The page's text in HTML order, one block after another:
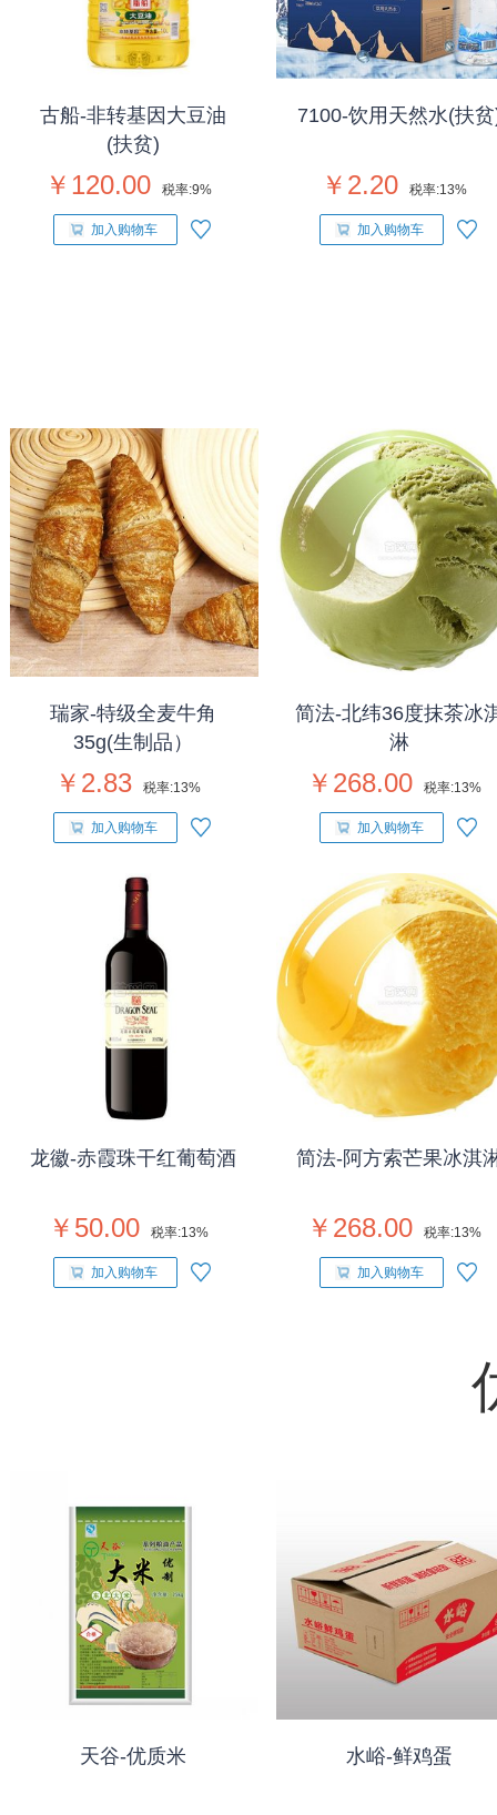
古船-非转基因大豆油
(扶贫)
￥120.00 税率:9%
加入购物车
7100-饮用天然水(扶
￥2.20 税率:13%
加入购物车
瑞家-特级全麦牛角
35g(生制品）
￥2.83 税率:13%
加入购物车
简法-北纬36度抹茶冰
淋
￥268.00 税率:13%
加入购物车
龙徽-赤霞珠干红葡萄酒
￥50.00 税率:13%
加入购物车
简法-阿方索芒果冰淇
￥268.00 税率:13%
加入购物车
天谷-优质米 水峪-鲜鸡蛋